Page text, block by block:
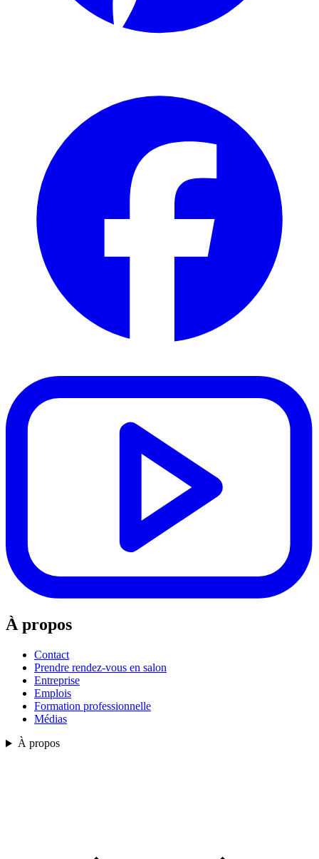
À propos
Contact
Prendre rendez-vous en salon
Entreprise
Emplois
Formation professionnelle
Médias
À propos